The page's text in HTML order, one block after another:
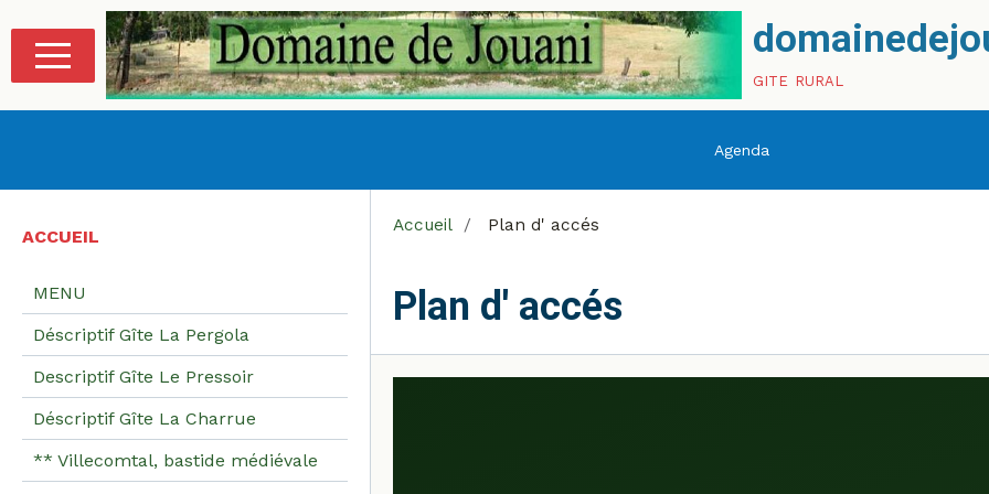
gite rural
Agenda
Accueil Plan d' accés
Plan d' accés
ACCUEIL
MENU
Déscriptif Gîte La Pergola
Descriptif Gîte Le Pressoir
Déscriptif Gîte La Charrue
** Villecomtal, bastide médiévale